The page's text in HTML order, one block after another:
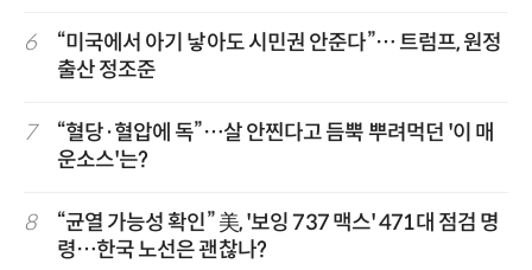
6
“미국에서 아기 낳아도 시민권 안준다”… 트럼프, 원정
출산 정조준
7
“혈당·혈압에 독”…살 안찐다고 듬뿍 뿌려먹던 '이 매
운소스'는?
8
“균열 가능성 확인” 美, '보잉 737 맥스' 471대 점검 명
령…한국 노선은 괜찮나?